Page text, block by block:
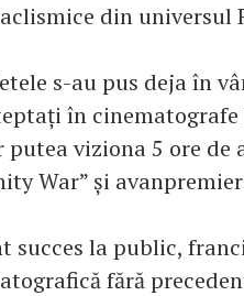
din universul
s-au pus deja în
în
putea viziona 5 ore
War” și
succes la public,
fără